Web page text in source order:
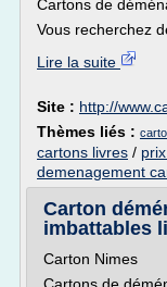
Cartons de
Vous recherchez
Lire la suite
Site : http://
Thèmes liés :
cartons livres /
demenagement
Carton
imbattables
Carton Nimes